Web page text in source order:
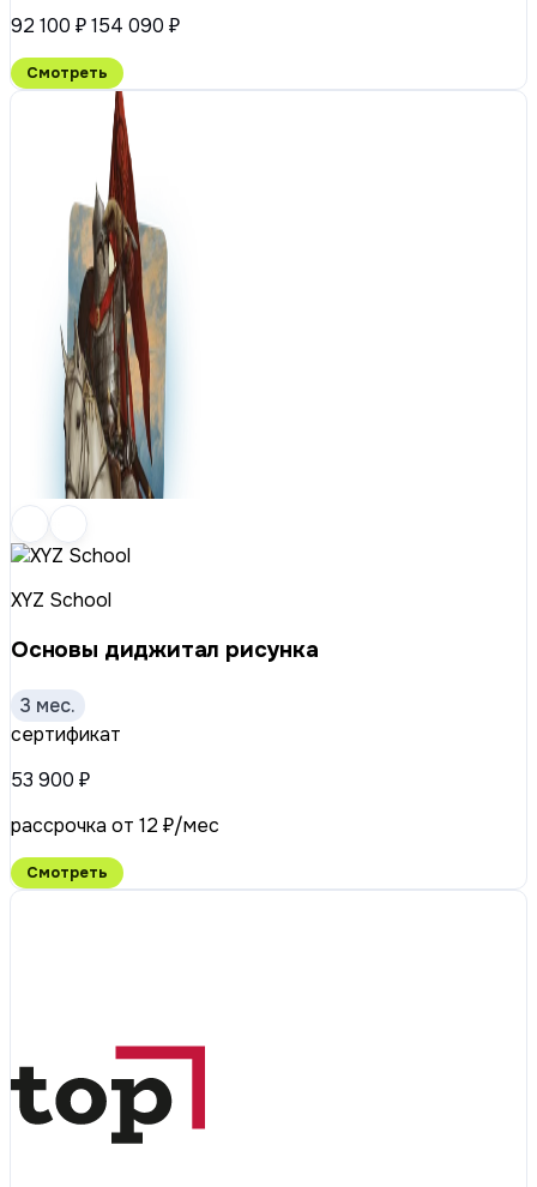
92 100 ₽154 090 ₽
Смотреть
XYZ School
Основы диджитал рисунка
3 мес.
сертификат
53 900 ₽
рассрочка от 12 ₽/мес
Смотреть